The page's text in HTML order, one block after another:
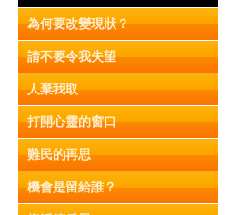
為何要改變現狀？
請不要令我失望
人棄我取
打開心靈的窗口
難民的再思
機會是留給誰？